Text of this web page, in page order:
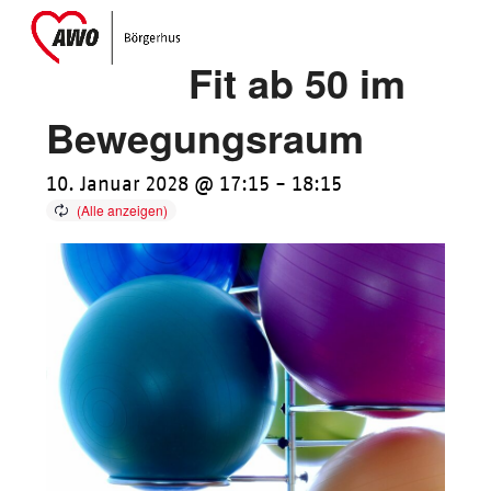
SkipOpen
mobile
Close
mobile
Fit ab 50 im
Bewegungsraum
10. Januar 2028 @ 17:15 - 18:15